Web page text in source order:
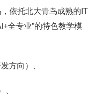
依托北大青鸟成熟的IT
全专业”的特色教学模
方向）、
、